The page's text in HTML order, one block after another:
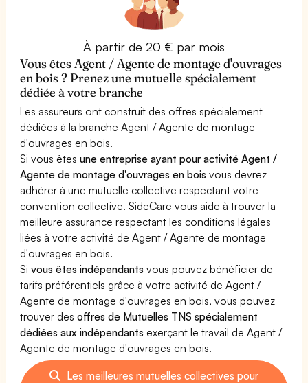
À partir de 20 € par mois
Vous êtes Agent / Agente de montage d'ouvrages
en bois ? Prenez une mutuelle spécialement
dédiée à votre branche
Les assureurs ont construit des offres spécialement
dédiées à la branche Agent / Agente de montage
d'ouvrages en bois.
Si vous êtesune entreprise ayant pour activité Agent /
Agente de montage d'ouvrages en bois vous devrez
adhérer à une mutuelle collective respectant votre
convention collective. SideCare vous aide à trouver la
meilleure assurance respectant les conditions légales
liées à votre activité de Agent / Agente de montage
d'ouvrages en bois.
Sivous êtes indépendants vous pouvez bénéficier de
tarifs préférentiels grâce à votre activité de Agent /
Agente de montage d'ouvrages en bois, vous pouvez
trouver desoffres de Mutuelles TNS spécialement
dédiées aux indépendants exerçant le travail de Agent /
Agente de montage d'ouvrages en bois.
Les meilleures mutuelles collectives pour